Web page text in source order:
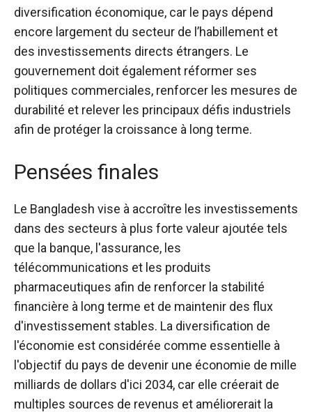
diversification économique, car le pays dépend
encore largement du secteur de l’habillement et
des investissements directs étrangers. Le
gouvernement doit également réformer ses
politiques commerciales, renforcer les mesures de
durabilité et relever les principaux défis industriels
afin de protéger la croissance à long terme.
Pensées finales
Le Bangladesh vise à accroître les investissements
dans des secteurs à plus forte valeur ajoutée tels
que la banque, l'assurance, les
télécommunications et les produits
pharmaceutiques afin de renforcer la stabilité
financière à long terme et de maintenir des flux
d'investissement stables. La diversification de
l'économie est considérée comme essentielle à
l'objectif du pays de devenir une économie de mille
milliards de dollars d'ici 2034, car elle créerait de
multiples sources de revenus et améliorerait la